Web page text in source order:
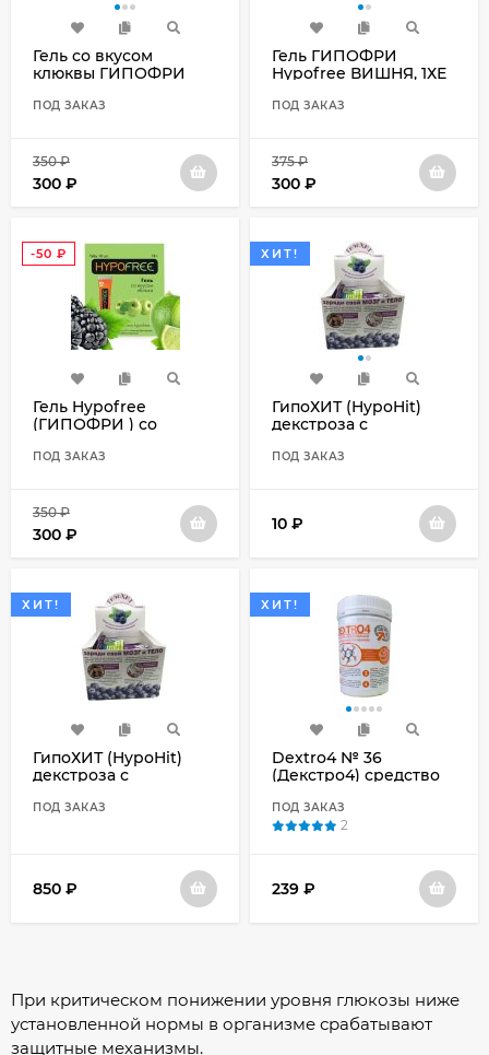
Гель со вкусом
клюквы ГИПОФРИ
шт.
ПОД ЗАКАЗ
350₽
300 ₽
Гель ГИПОФРИ
Hypofree ВИШНЯ, 1ХЕ
ПОД ЗАКАЗ
375₽
300 ₽
-50 ₽
Гель Hypofree
(ГИПОФРИ ) со
тубе, 10 шт.
ПОД ЗАКАЗ
350₽
300 ₽
ХИТ!
ГипоХИТ (HypoHit)
декстроза с
табл
ПОД ЗАКАЗ
10 ₽
ХИТ!
ГипоХИТ (HypoHit)
декстроза с
(100 пакетиков)
ПОД ЗАКАЗ
850 ₽
ХИТ!
Dextro4 № 36
(Декстро4) средство
гипогликемии с
разными вкусами:
клубника, вишня.
ПОД ЗАКАЗ
2
239 ₽
При критическом понижении уровня глюкозы ниже
установленной нормы в организме срабатывают
защитные механизмы.